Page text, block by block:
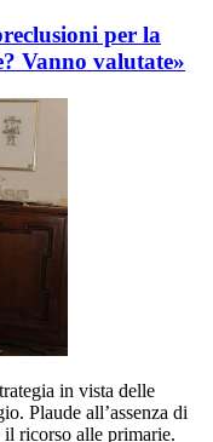
per la
Vanno valutate»
in vista delle
Plaude all’assenza di
il ricorso alle primarie.